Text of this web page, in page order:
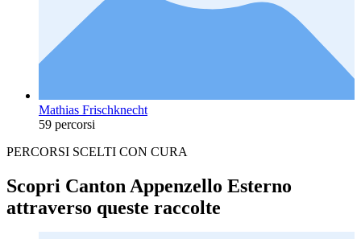
Mathias Frischknecht
59 percorsi
PERCORSI SCELTI CON CURA
Scopri Canton Appenzello Esterno
attraverso queste raccolte